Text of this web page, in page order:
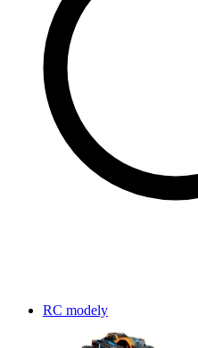
RC modely